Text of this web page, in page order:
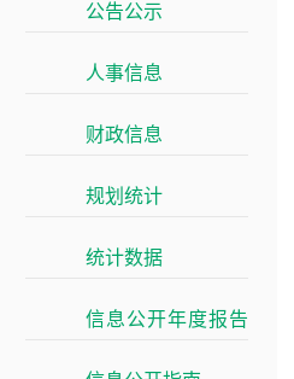
公告公示
人事信息
财政信息
规划统计
统计数据
信息公开年度报告